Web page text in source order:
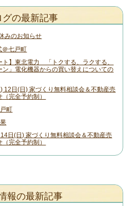
グの最新記事
みのお知らせ
＠七戸町
ト】東北電力 「トクする、ラクする、
ン」電化機器からの買い替えについての
12日(日) 家づくり無料相談会＆不動産売
完全予約制）
町
日(日) 家づくり無料相談会＆不動産売
完全予約制）
報の最新記事